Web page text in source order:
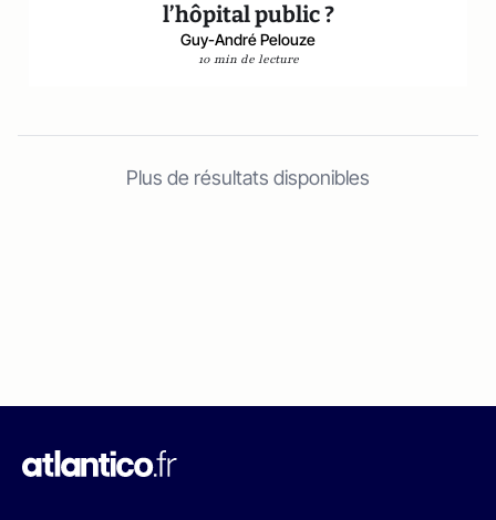
l’hôpital public ?
Guy-André Pelouze
10 min de lecture
Plus de résultats disponibles